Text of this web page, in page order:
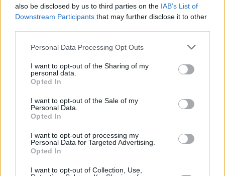
also be disclosed by us to third parties on the IAB’s List of
Downstream Participants that may further disclose it to other
Please note that this website/app uses one or more Google
not limited to your visit or usage behaviour. You may click to
grant or deny consent to Google and its third-party tags to
use your data for below specified purposes in below Google
consent section.
Personal Data Processing Opt Outs
I want to opt-out of the Sharing of my
personal data.
Opted In
I want to opt-out of the Sale of my
Personal Data.
Opted In
I want to opt-out of processing my
Personal Data for Targeted Advertising.
Opted In
I want to opt-out of Collection, Use,
Continua a leggere
SCONTI E COUPON